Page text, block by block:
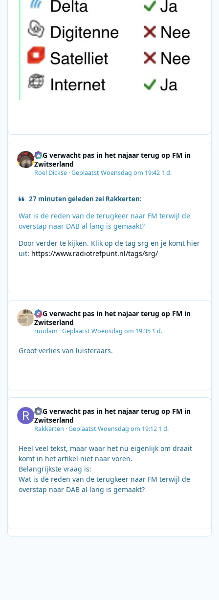
SRG verwacht pas in het najaar terug op FM in
Zwitserland
Roel Dickse ·GeplaatstWoensdag om 19:42 1 d.
27 minuten geleden zei Rakkerten:
Wat is de reden van de terugkeer naar FM terwijl de
overstap naar DAB al lang is gemaakt?
Door verder te kijken. Klik op de tag srg en je komt hier
uit: https://www.radiotrefpunt.nl/tags/srg/
SRG verwacht pas in het najaar terug op FM in
Zwitserland
ruudam ·GeplaatstWoensdag om 19:35 1 d.
Groot verlies van luisteraars.
SRG verwacht pas in het najaar terug op FM in
Zwitserland
Rakkerten ·GeplaatstWoensdag om 19:12 1 d.
Heel veel tekst, maar waar het nu eigenlijk om draait
komt in het artikel niet naar voren.
Belangrijkste vraag is:
Wat is de reden van de terugkeer naar FM terwijl de
overstap naar DAB al lang is gemaakt?